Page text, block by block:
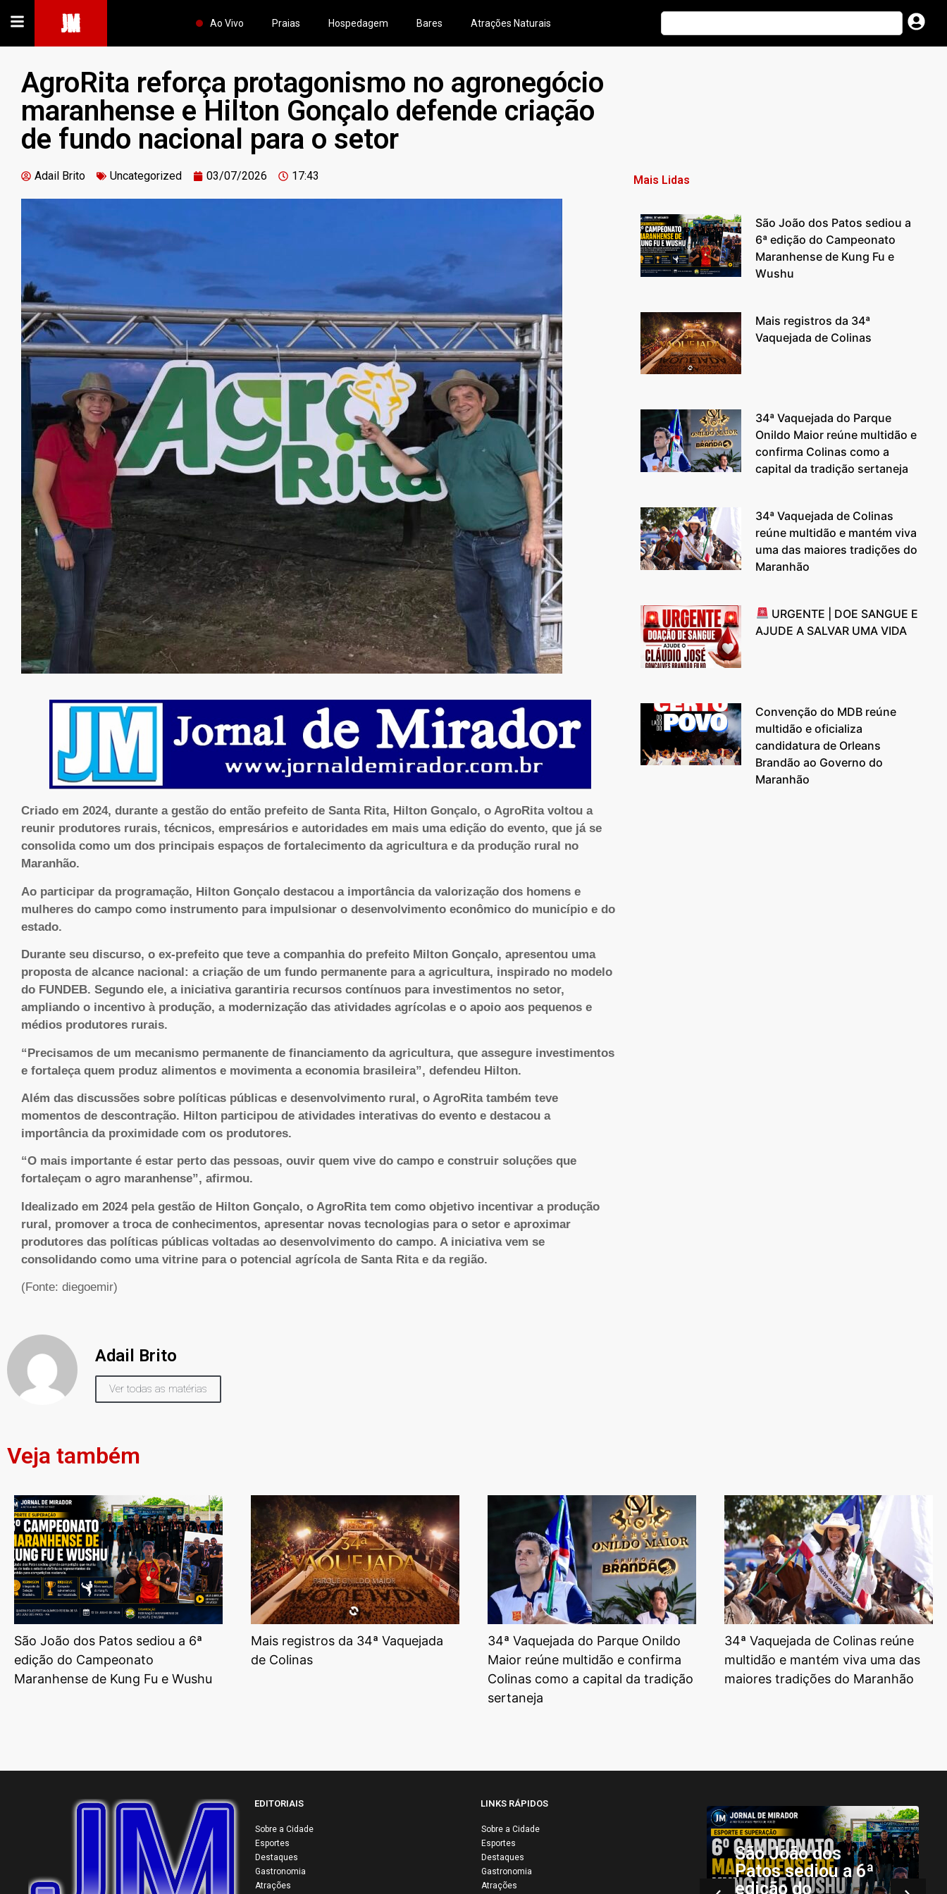
JM Ao Vivo Praias Hospedagem Bares Atrações Naturais
AgroRita reforça protagonismo no agronegócio
maranhense e Hilton Gonçalo defende criação
de fundo nacional para o setor
Adail Brito Uncategorized 03/07/2026 17:43
Criado em 2024, durante a gestão do então prefeito de Santa Rita, Hilton Gonçalo, o AgroRita voltou a
reunir produtores rurais, técnicos, empresários e autoridades em mais uma edição do evento, que já se
consolida como um dos principais espaços de fortalecimento da agricultura e da produção rural no
Maranhão.
Ao participar da programação, Hilton Gonçalo destacou a importância da valorização dos homens e
mulheres do campo como instrumento para impulsionar o desenvolvimento econômico do município e do
estado.
Durante seu discurso, o ex-prefeito que teve a companhia do prefeito Milton Gonçalo, apresentou uma
proposta de alcance nacional: a criação de um fundo permanente para a agricultura, inspirado no modelo
do FUNDEB. Segundo ele, a iniciativa garantiria recursos contínuos para investimentos no setor,
ampliando o incentivo à produção, a modernização das atividades agrícolas e o apoio aos pequenos e
médios produtores rurais.
“Precisamos de um mecanismo permanente de financiamento da agricultura, que assegure investimentos
e fortaleça quem produz alimentos e movimenta a economia brasileira”, defendeu Hilton.
Além das discussões sobre políticas públicas e desenvolvimento rural, o AgroRita também teve
momentos de descontração. Hilton participou de atividades interativas do evento e destacou a
importância da proximidade com os produtores.
“O mais importante é estar perto das pessoas, ouvir quem vive do campo e construir soluções que
fortaleçam o agro maranhense”, afirmou.
Idealizado em 2024 pela gestão de Hilton Gonçalo, o AgroRita tem como objetivo incentivar a produção
rural, promover a troca de conhecimentos, apresentar novas tecnologias para o setor e aproximar
produtores das políticas públicas voltadas ao desenvolvimento do campo. A iniciativa vem se
consolidando como uma vitrine para o potencial agrícola de Santa Rita e da região.
(Fonte: diegoemir)
Mais Lidas
São João dos Patos sediou a
6ª edição do Campeonato
Maranhense de Kung Fu e
Wushu
Mais registros da 34ª
Vaquejada de Colinas
34ª Vaquejada do Parque
Onildo Maior reúne multidão e
confirma Colinas como a
capital da tradição sertaneja
34ª Vaquejada de Colinas
reúne multidão e mantém viva
uma das maiores tradições do
Maranhão
URGENTE | DOE SANGUE E
AJUDE A SALVAR UMA VIDA
Convenção do MDB reúne
multidão e oficializa
candidatura de Orleans
Brandão ao Governo do
Maranhão
Adail Brito
Ver todas as matérias
Veja também
São João dos Patos sediou a 6ª
edição do Campeonato
Maranhense de Kung Fu e Wushu
Mais registros da 34ª Vaquejada
de Colinas
34ª Vaquejada do Parque Onildo
Maior reúne multidão e confirma
Colinas como a capital da tradição
sertaneja
34ª Vaquejada de Colinas reúne
multidão e mantém viva uma das
maiores tradições do Maranhão
EDITORIAIS
Sobre a Cidade
Esportes
Destaques
Gastronomia
Atrações
LINKS RÁPIDOS
Sobre a Cidade
Esportes
Destaques
Gastronomia
Atrações
34ª Vaquejada de
Colinas reúne
multidão e mantém
São João dos
Patos sediou a 6ª